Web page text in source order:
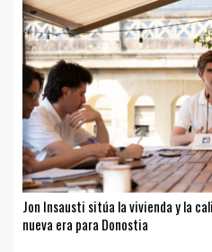
Jon Insausti sitúa la vivienda y la
nueva era para Donostia